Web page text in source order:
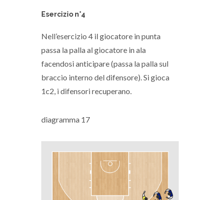
Esercizio n°4
Nell’esercizio 4 il giocatore in punta
passa la palla al giocatore in ala
facendosi anticipare (passa la palla sul
braccio interno del difensore). Si gioca
1c2, i difensori recuperano.
diagramma 17